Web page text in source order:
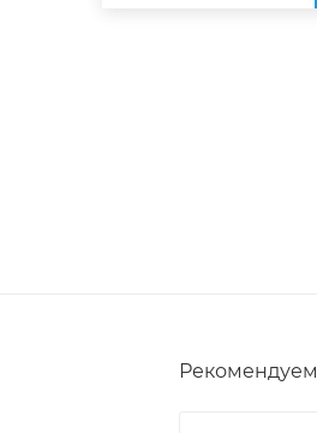
Рекомендуем